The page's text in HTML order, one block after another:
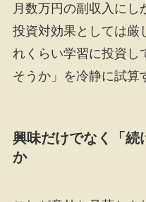
月数万円の副収入にし
投資対効果としては厳
れくらい学習に投資し
そうか」を冷静に試算
興味だけでなく「続
か